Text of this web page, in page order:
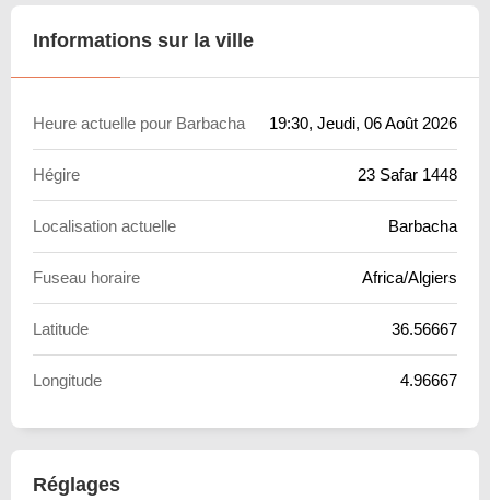
Informations sur la ville
Heure actuelle pour Barbacha 19:30, Jeudi, 06 Août 2026
Hégire 23 Safar 1448
Localisation actuelle Barbacha
Fuseau horaire Africa/Algiers
Latitude 36.56667
Longitude 4.96667
Réglages